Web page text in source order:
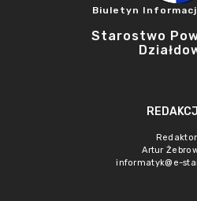
Biuletyn
Starostwo
Redaktor
Artur
informatyk@e-